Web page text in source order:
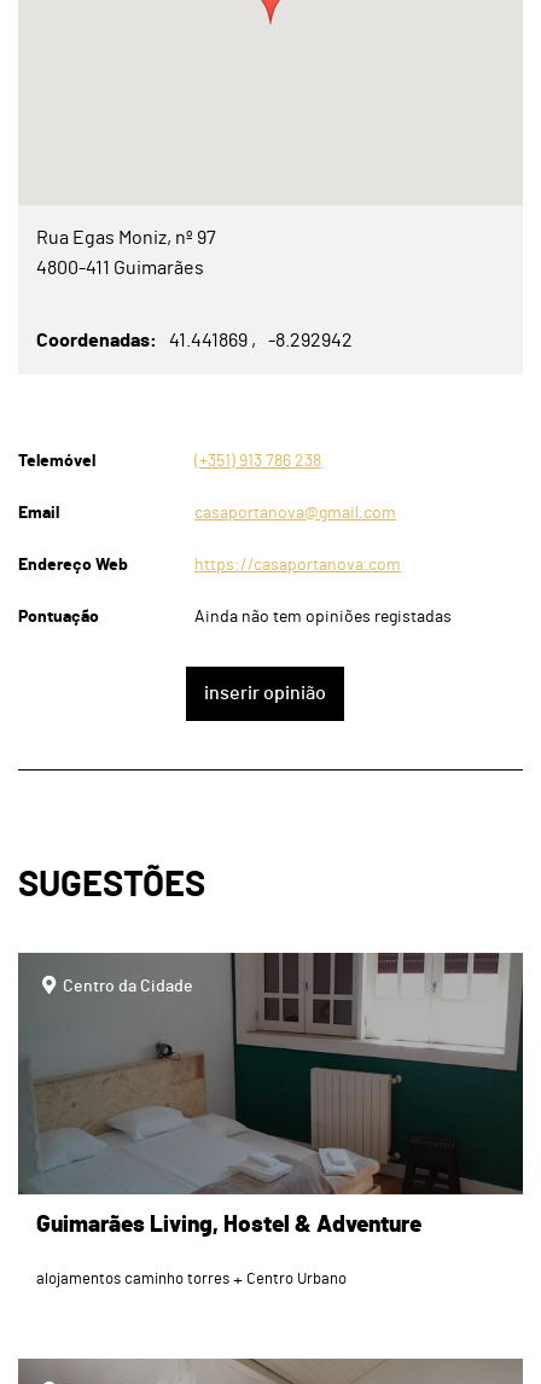
Rua Egas Moniz, nº 97
4800-411 Guimarães
Coordenadas 41.441869 -8.292942
Telemóvel (+351) 913 786 238
Email casaportanova@gmail.com
Endereço Web https://casaportanova.com
Pontuação Ainda não tem opiniões registadas
inserir opinião
SUGESTÕES
Centro da Cidade
Guimarães Living, Hostel & Adventure
alojamentos caminho torres Centro Urbano